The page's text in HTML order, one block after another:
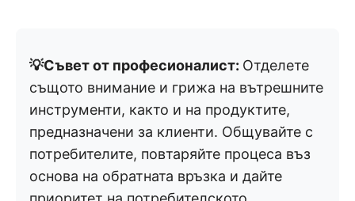
💡Съвет от професионалист: Отделете
същото внимание и грижа на вътрешните
инструменти, както и на продуктите,
предназначени за клиенти. Общувайте с
потребителите, повтаряйте процеса въз
основа на обратната връзка и дайте